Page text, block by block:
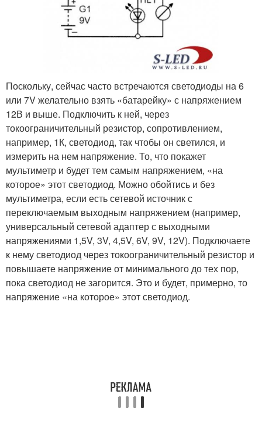
Поскольку, сейчас часто встречаются светодиоды на 6
или 7V желательно взять «батарейку» с напряжением
12В и выше. Подключить к ней, через
токоограничительный резистор, сопротивлением,
например, 1К, светодиод, так чтобы он светился, и
измерить на нем напряжение. То, что покажет
мультиметр и будет тем самым напряжением, «на
которое» этот светодиод. Можно обойтись и без
мультиметра, если есть сетевой источник с
переключаемым выходным напряжением (например,
универсальный сетевой адаптер с выходными
напряжениями 1,5V, 3V, 4,5V, 6V, 9V, 12V). Подключаете
к нему светодиод через токоограничительный резистор и
повышаете напряжение от минимального до тех пор,
пока светодиод не загорится. Это и будет, примерно, то
напряжение «на которое» этот светодиод.